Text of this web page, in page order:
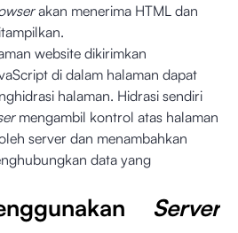
akan menerima HTML dan
website dikirimkan
di dalam halaman dapat
halaman. Hidrasi sendiri
mengambil kontrol atas halaman
server dan menambahkan
data yang
Server